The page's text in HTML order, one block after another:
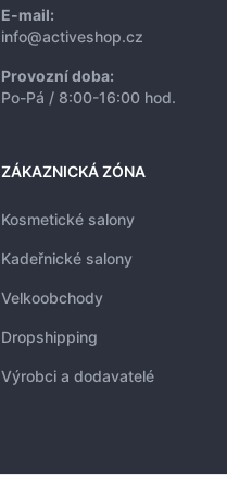
E-mail:
info@activeshop.cz
Provozní doba:
Po-Pá / 8:00-16:00 hod.
ZÁKAZNICKÁ ZÓNA
Kosmetické salony
Kadeřnické salony
Velkoobchody
Dropshipping
Výrobci a dodavatelé